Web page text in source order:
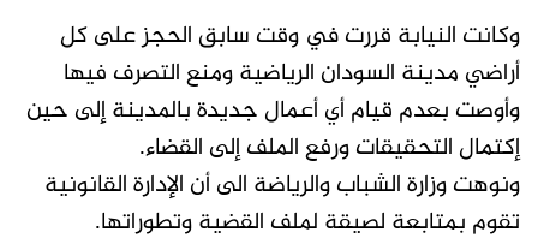
وكانت النيابة قررت في وقت سابق الحجز على كل
أراضي مدينة السودان الرياضية ومنع التصرف فيها
وأوصت بعدم قيام أي أعمال جديدة بالمدينة إلى حين
إكتمال التحقيقات ورفع الملف إلى القضاء.
ونوهت وزارة الشباب والرياضة الى أن الإدارة القانونية
تقوم بمتابعة لصيقة لملف القضية وتطوراتها.